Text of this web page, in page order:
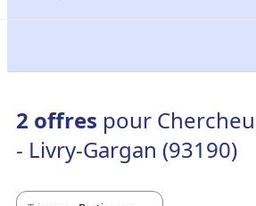
2 offres pour
- Livry-Gargan (93190)